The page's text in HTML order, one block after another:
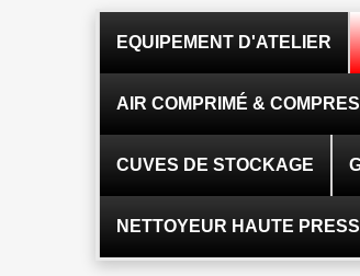
EQUIPEMENT D'ATELIER
AIR COMPRIMÉ &
CUVES DE STOCKAGE
NETTOYEUR HAUTE